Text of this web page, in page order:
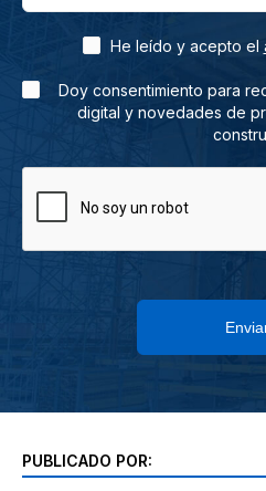
He leído y acepto el
Doy consentimiento para
digital y novedades de
PUBLICADO POR: